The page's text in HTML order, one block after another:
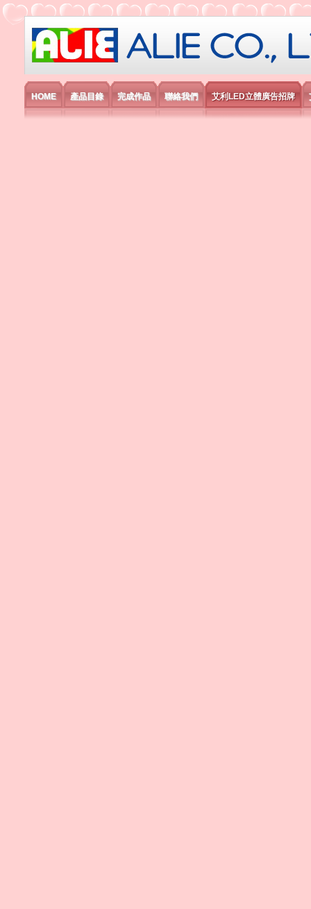
艾利國際電子有限公司
HOME 產品目錄 完成作品 聯絡我們 艾利LED立體廣告招牌